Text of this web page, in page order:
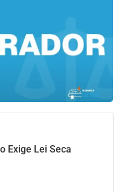
Exige Lei Seca